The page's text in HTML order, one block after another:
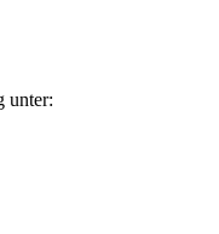
unter: